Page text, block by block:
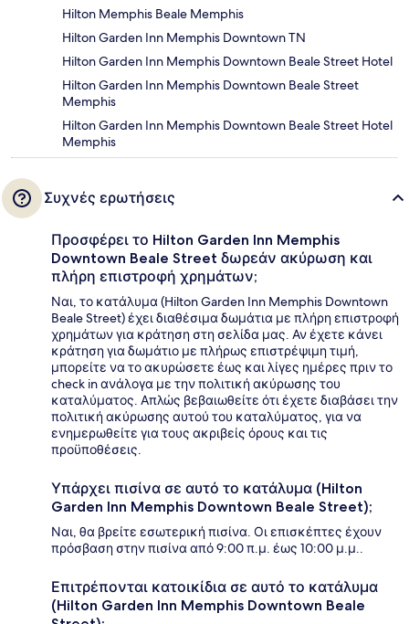
Hilton Memphis Beale Memphis
Hilton Garden Inn Memphis Downtown TN
Hilton Garden Inn Memphis Downtown Beale Street Hotel
Hilton Garden Inn Memphis Downtown Beale Street
Memphis
Hilton Garden Inn Memphis Downtown Beale Street Hotel
Memphis
Συχνές ερωτήσεις
Προσφέρει το Hilton Garden Inn Memphis
Downtown Beale Street δωρεάν ακύρωση και
πλήρη επιστροφή χρημάτων;
Ναι, το κατάλυμα (Hilton Garden Inn Memphis Downtown
Beale Street) έχει διαθέσιμα δωμάτια με πλήρη επιστροφή
χρημάτων για κράτηση στη σελίδα μας. Αν έχετε κάνει
κράτηση για δωμάτιο με πλήρως επιστρέψιμη τιμή,
μπορείτε να το ακυρώσετε έως και λίγες ημέρες πριν το
check in ανάλογα με την πολιτική ακύρωσης του
καταλύματος. Απλώς βεβαιωθείτε ότι έχετε διαβάσει την
πολιτική ακύρωσης αυτού του καταλύματος, για να
ενημερωθείτε για τους ακριβείς όρους και τις
προϋποθέσεις.
Υπάρχει πισίνα σε αυτό το κατάλυμα (Hilton
Garden Inn Memphis Downtown Beale Street);
Ναι, θα βρείτε εσωτερική πισίνα. Οι επισκέπτες έχουν
πρόσβαση στην πισίνα από 9:00 π.μ. έως 10:00 μ.μ..
Επιτρέπονται κατοικίδια σε αυτό το κατάλυμα
(Hilton Garden Inn Memphis Downtown Beale